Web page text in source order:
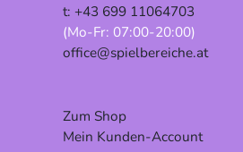
t: +43 699 11064703
(Mo-Fr: 07:00-20:00)
office@spielbereiche.at
Zum Shop
Mein Kunden-Account